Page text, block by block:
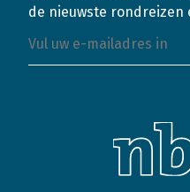
de nieuwste rondreizen